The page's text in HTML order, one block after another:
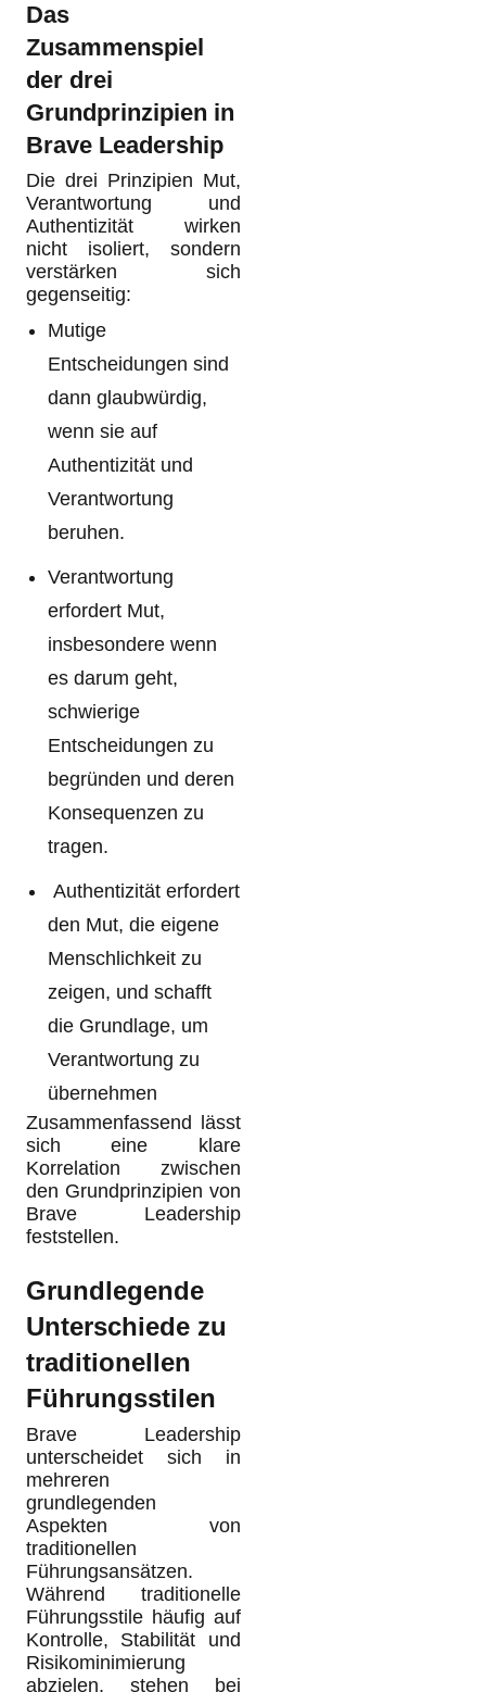
Das
Zusammenspiel
der drei
Grundprinzipien in
Brave Leadership
Die drei Prinzipien Mut,
Verantwortung und
Authentizität wirken
nicht isoliert, sondern
verstärken sich
gegenseitig:
Mutige
Entscheidungen sind
dann glaubwürdig,
wenn sie auf
Authentizität und
Verantwortung
beruhen.
Verantwortung
erfordert Mut,
insbesondere wenn
es darum geht,
schwierige
Entscheidungen zu
begründen und deren
Konsequenzen zu
tragen.
Authentizität erfordert
den Mut, die eigene
Menschlichkeit zu
zeigen, und schafft
die Grundlage, um
Verantwortung zu
übernehmen
Zusammenfassend lässt
sich eine klare
Korrelation zwischen
den Grundprinzipien von
Brave Leadership
feststellen.
Grundlegende
Unterschiede zu
traditionellen
Führungsstilen
Brave Leadership
unterscheidet sich in
mehreren
grundlegenden
Aspekten von
traditionellen
Führungsansätzen.
Während traditionelle
Führungsstile häufig auf
Kontrolle, Stabilität und
Risikominimierung
abzielen, stehen bei